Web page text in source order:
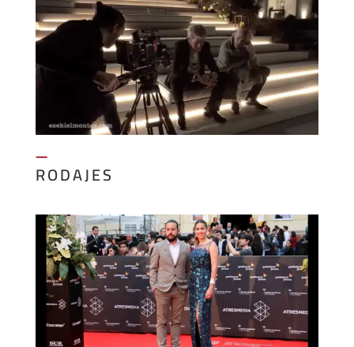
—
RODAJES